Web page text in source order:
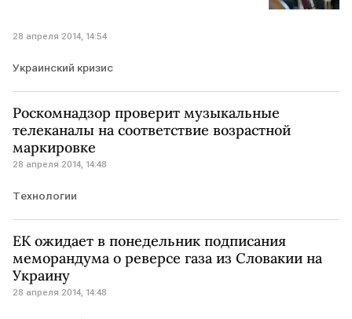
28 апреля 2014, 14:54
Украинский кризис
Роскомнадзор проверит музыкальные
телеканалы на соответствие возрастной
маркировке
28 апреля 2014, 14:48
Технологии
ЕК ожидает в понедельник подписания
меморандума о реверсе газа из Словакии на
Украину
28 апреля 2014, 14:48